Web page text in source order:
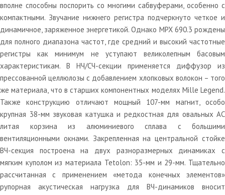
вполне способны поспорить со многими сабвуферами, особенно с
компактными. Звучание нижнего регистра подчеркнуто четкое и
динамичное, заряженное энергетикой. Однако MPX 690.3 рождены
для полного диапазона частот, где средний и высокий частотные
регистры как минимум не уступают великолепным басовым
характеристикам. В НЧ/СЧ-секции применяется диффузор из
прессованной целлюлозы с добавлением хлопковых волокон – того
же материала, что в старших компонентных моделях Mille Legend.
Также конструкцию отличают мощный 107-мм магнит, особо
крупная 38-мм звуковая катушка и редкостная для овальных АС
литая корзина из алюминиевого сплава с большими
вентиляционными окнами. Закрепленная на центральной стойке
ВЧ-секция построена на двух разноразмерных динамиках с
мягким куполом из материала Tetolon: 35-мм и 29-мм. Тщательно
рассчитанная с применением «метода конечных элементов»
рупорная акустическая нагрузка для ВЧ-динамиков вносит